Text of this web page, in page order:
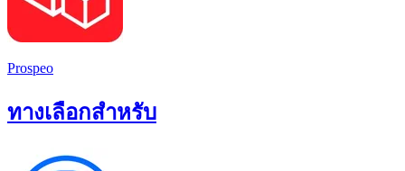
Prospeo
ทางเลือกสำหรับ